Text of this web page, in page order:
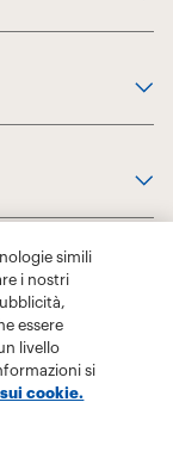
simili
i nostri
essere
livello
si
cookie.